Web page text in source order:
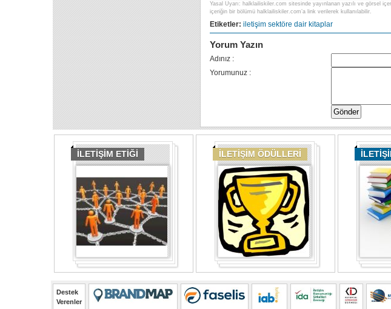
Yasal Uyarı: halklailiskiler.com sitesinde yayınlanan yazılı ve görsel
içeriğin bir bölümü halklailiskiler.com’a link verilerek kullanılabilir.
Etiketler: iletişim sektöre dair kitaplar
Yorum Yazın
Adınız :
Yorumunuz :
İLETİŞİM ETİĞİ İLETİŞİM ÖDÜLLERİ
Destek
Verenler